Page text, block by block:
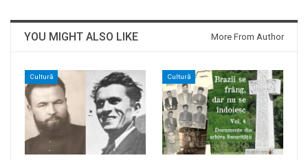
YOU MIGHT ALSO LIKE More From Author
Cultură Cultură